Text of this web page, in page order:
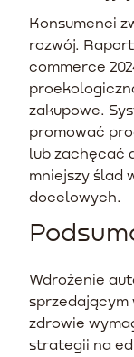
Konsumenci
rozwój.
commerce
zakupowe.
promować
lub zachęcać
mniejszy ślad
docelowych.
Wdrożenie
sprzedającym
zdrowie
strategii na